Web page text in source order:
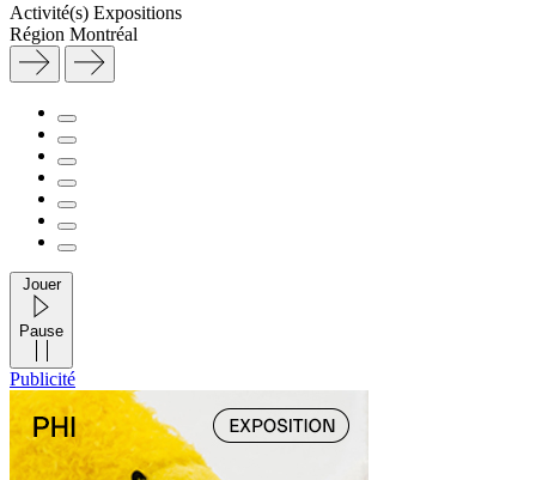
Activité(s) Expositions
Région Montréal
Jouer
Pause
Publicité